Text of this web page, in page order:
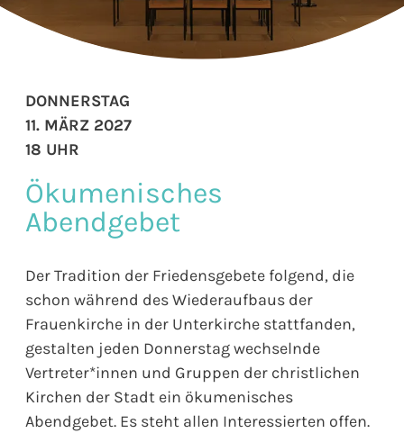
Ökumenisches
Abendgebet
Der Tradition der Friedensgebete folgend, die
schon während des Wiederaufbaus der
Frauenkirche in der Unterkirche stattfanden,
gestalten jeden Donnerstag wechselnde
Vertreter*innen und Gruppen der christlichen
Kirchen der Stadt ein ökumenisches
Abendgebet. Es steht allen Interessierten offen.
DONNERSTAG
11. MÄRZ 2027
18 UHR